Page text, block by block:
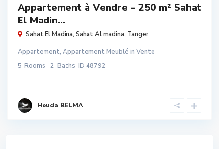
Appartement à Vendre – 250 m² Sahat
El Madin...
Sahat El Madina, Sahat Al madina, Tanger
Appartement, Appartement Meublé in Vente
5 Rooms 2 Baths ID 48792
Houda BELMA